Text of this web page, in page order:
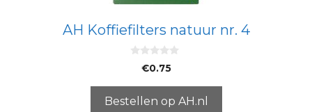
AH Koffiefilters natuur nr. 4
5
€0.75
Bestellen op AH.nl